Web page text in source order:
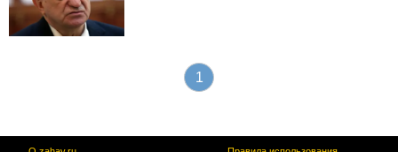
1